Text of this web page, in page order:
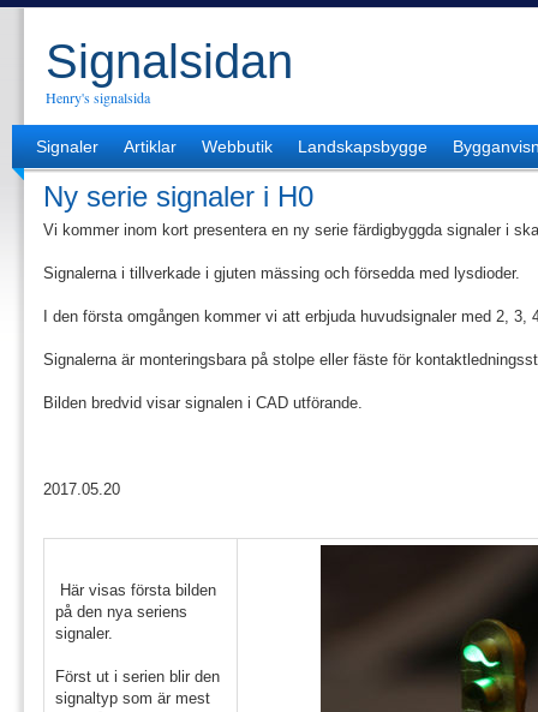
Signalsidan
Henry's signalsida
Signaler Artiklar Webbutik Landskapsbygge
Ny serie signaler i H0
Vi kommer inom kort presentera en ny serie färdigbyggda signaler i
Signalerna i tillverkade i gjuten mässing och försedda med lysdioder.
I den första omgången kommer vi att erbjuda huvudsignaler med 2, 3,
Signalerna är monteringsbara på stolpe eller fäste för
Bilden bredvid visar signalen i CAD utförande.
2017.05.20
Här visas första bilden
på den nya seriens
signaler.
Först ut i serien blir den
signaltyp som är mest